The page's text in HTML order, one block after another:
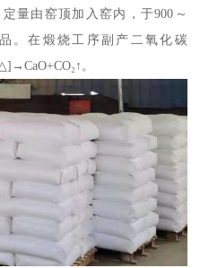
量由窑顶加入窑内，于900～
。在煅烧工序副产二氧化碳
。